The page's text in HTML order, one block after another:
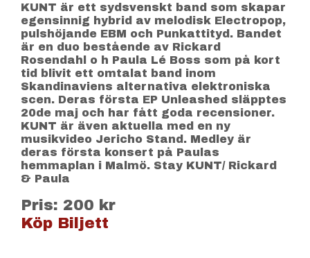
KUNT är ett sydsvenskt band som skapar
egensinnig hybrid av melodisk Electropop,
pulshöjande EBM och Punkattityd. Bandet
är en duo bestående av Rickard
Rosendahl o h Paula Lé Boss som på kort
tid blivit ett omtalat band inom
Skandinaviens alternativa elektroniska
scen. Deras första EP Unleashed släpptes
20de maj och har fått goda recensioner.
KUNT är även aktuella med en ny
musikvideo Jericho Stand. Medley är
deras första konsert på Paulas
hemmaplan i Malmö. Stay KUNT/ Rickard
& Paula
Pris: 200 kr
Köp Biljett